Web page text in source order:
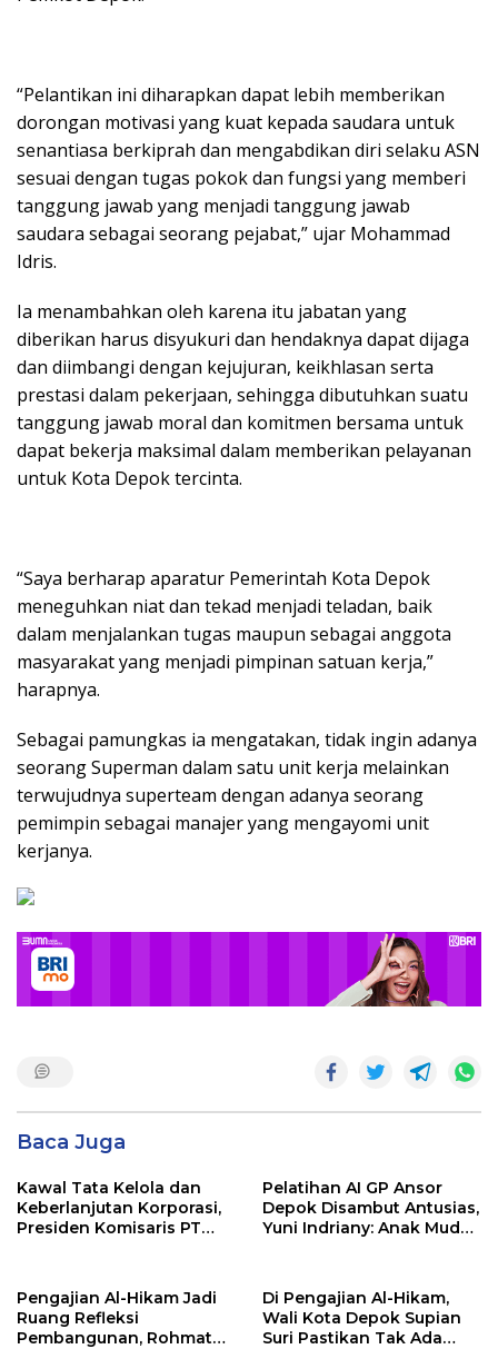
“Pelantikan ini diharapkan dapat lebih memberikan
dorongan motivasi yang kuat kepada saudara untuk
senantiasa berkiprah dan mengabdikan diri selaku ASN
sesuai dengan tugas pokok dan fungsi yang memberi
tanggung jawab yang menjadi tanggung jawab
saudara sebagai seorang pejabat,” ujar Mohammad
Idris.
Ia menambahkan oleh karena itu jabatan yang
diberikan harus disyukuri dan hendaknya dapat dijaga
dan diimbangi dengan kejujuran, keikhlasan serta
prestasi dalam pekerjaan, sehingga dibutuhkan suatu
tanggung jawab moral dan komitmen bersama untuk
dapat bekerja maksimal dalam memberikan pelayanan
untuk Kota Depok tercinta.
“Saya berharap aparatur Pemerintah Kota Depok
meneguhkan niat dan tekad menjadi teladan, baik
dalam menjalankan tugas maupun sebagai anggota
masyarakat yang menjadi pimpinan satuan kerja,”
harapnya.
Sebagai pamungkas ia mengatakan, tidak ingin adanya
seorang Superman dalam satu unit kerja melainkan
terwujudnya superteam dengan adanya seorang
pemimpin sebagai manajer yang mengayomi unit
kerjanya.
Baca Juga
Kawal Tata Kelola dan
Keberlanjutan Korporasi,
Presiden Komisaris PT
Global
Pelatihan AI GP Ansor
Depok Disambut Antusias,
Yuni Indriany: Anak Muda
Pengajian Al-Hikam Jadi
Ruang Refleksi
Pembangunan, Rohmat
Di Pengajian Al-Hikam,
Wali Kota Depok Supian
Suri Pastikan Tak Ada